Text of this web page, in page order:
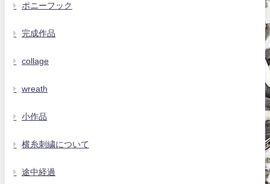
ポニーフック
完成作品
collage
wreath
小作品
横糸刺繍について
途中経過